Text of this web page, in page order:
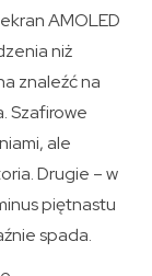
AMOLED
niż
znaleźć na
Szafirowe
ale
Drugie – w
piętnastu
spada.